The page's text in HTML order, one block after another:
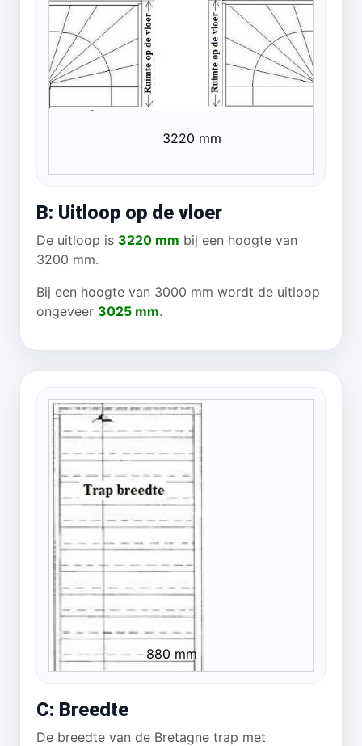
3220 mm
B: Uitloop op de vloer
De uitloop is 3220 mm bij een hoogte van
3200 mm.
Bij een hoogte van 3000 mm wordt de uitloop
ongeveer 3025 mm.
880 mm
C: Breedte
De breedte van de Bretagne trap met